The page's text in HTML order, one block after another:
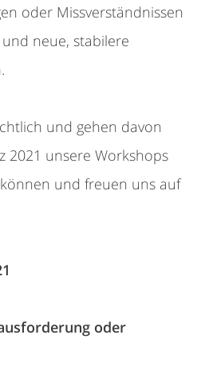
oder Missverständnissen
neue, stabilere
und gehen davon
2021 unsere Workshops
und freuen uns auf
oder